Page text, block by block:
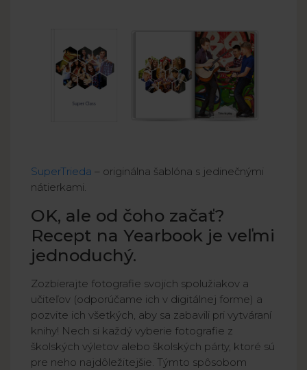
SuperTrieda – originálna šablóna s jedinečnými
nátierkami.
OK, ale od čoho začať?
Recept na Yearbook je veľmi
jednoduchý.
Zozbierajte fotografie svojich spolužiakov a
učiteľov (odporúčame ich v digitálnej forme) a
pozvite ich všetkých, aby sa zabavili pri vytváraní
knihy! Nech si každý vyberie fotografie z
školských výletov alebo školských párty, ktoré sú
pre neho najdôležitejšie. Týmto spôsobom